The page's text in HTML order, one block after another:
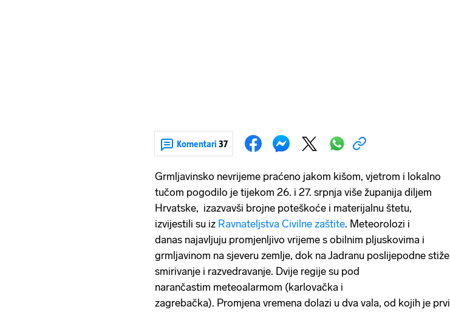
Komentari 37
Grmljavinsko nevrijeme praćeno jakom kišom, vjetrom i lokalno
tučom pogodilo je tijekom 26. i 27. srpnja više županija diljem
Hrvatske, izazvavši brojne poteškoće i materijalnu štetu,
izvijestili su iz Ravnateljstva Civilne zaštite. Meteorolozi i
danas najavljuju promjenljivo vrijeme s obilnim pljuskovima i
grmljavinom na sjeveru zemlje, dok na Jadranu poslijepodne stiže
smirivanje i razvedravanje. Dvije regije su pod
narančastim meteoalarmom (karlovačka i
zagrebačka). Promjena vremena dolazi u dva vala, od kojih je prvi